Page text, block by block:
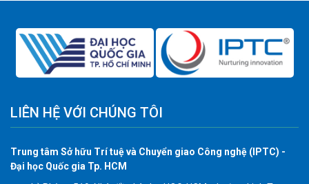
LIÊN HỆ VỚI CHÚNG TÔI
Trung tâm Sở hữu Trí tuệ và Chuyển giao Công nghệ (IPTC) -
Đại học Quốc gia Tp. HCM